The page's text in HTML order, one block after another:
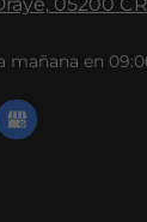
mañana en